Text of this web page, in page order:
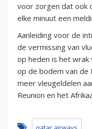
voor zorgen dat ook
elke minuut een
Aanleiding voor de
de vermissing van
op heden is het
op de bodem van de
meer vleugeldelen
Reunion en het